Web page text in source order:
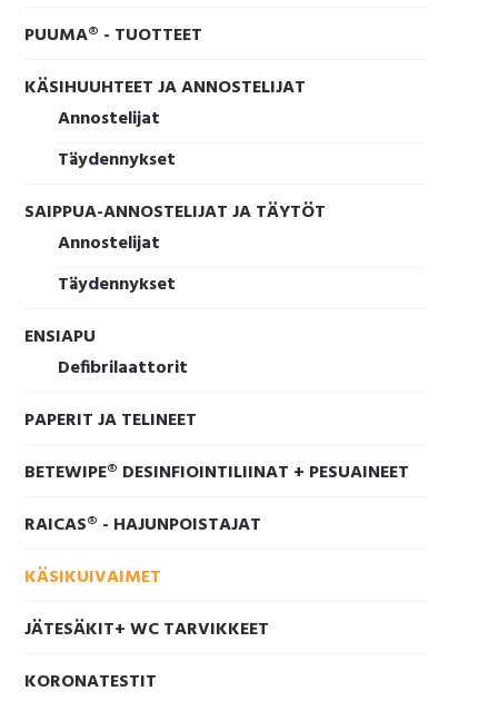
PUUMA® - TUOTTEET
KÄSIHUUHTEET JA ANNOSTELIJAT
Annostelijat
Täydennykset
SAIPPUA-ANNOSTELIJAT JA TÄYTÖT
Annostelijat
Täydennykset
ENSIAPU
Defibrilaattorit
PAPERIT JA TELINEET
BETEWIPE® DESINFIOINTILIINAT + PESUAINEET
RAICAS® - HAJUNPOISTAJAT
KÄSIKUIVAIMET
JÄTESÄKIT+ WC TARVIKKEET
KORONATESTIT